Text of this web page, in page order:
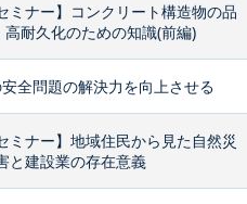
ミナー】コンクリート構造物の品
高耐久化のための知識(前編)
全問題の解決力を向上させる
ミナー】地域住民から見た自然災
と建設業の存在意義